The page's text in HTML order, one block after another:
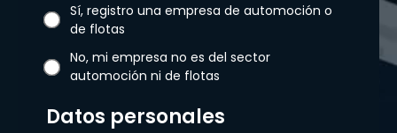
Sí, registro una empresa de automoción o
de flotas
No, mi empresa no es del sector
automoción ni de flotas
Datos personales